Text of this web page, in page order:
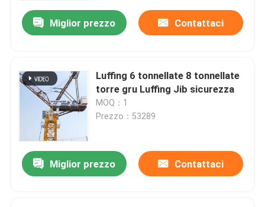
Miglior prezzo Contattaci
Luffing 6 tonnellate 8 tonnellate
torre gru Luffing Jib sicurezza
MOQ：1
Prezzo：53289
Miglior prezzo Contattaci